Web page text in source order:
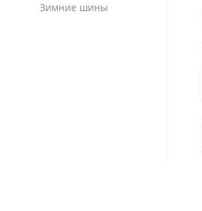
Зимние шины